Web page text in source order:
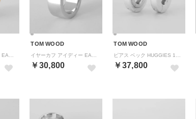
TOM WOOD
￥30,800
TOM WOOD
￥37,800